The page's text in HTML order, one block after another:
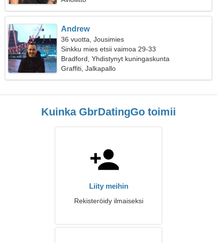
Andrew
36 vuotta, Jousimies
Sinkku mies etsii vaimoa 29-33
Bradford, Yhdistynyt kuningaskunta
Graffiti, Jalkapallo
Kuinka GbrDatingGo toimii
Liity meihin
Rekisteröidy ilmaiseksi